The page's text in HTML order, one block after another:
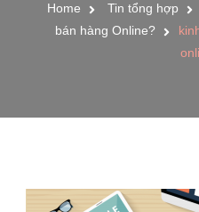
Home Tin tổng hợp
bán hàng Online?